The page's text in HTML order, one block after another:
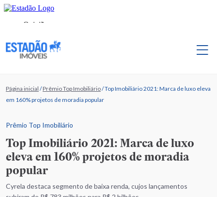
Página inicial /Prêmio Top Imobiliário/Top Imobiliário 2021: Marca de luxo eleva
em 160% projetos de moradia popular
Prêmio Top Imobiliário
Top Imobiliário 2021: Marca de luxo
eleva em 160% projetos de moradia
popular
Cyrela destaca segmento de baixa renda, cujos lançamentos